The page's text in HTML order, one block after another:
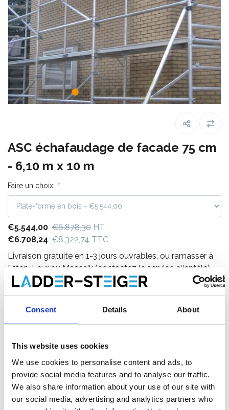
Consent Details About
This website uses cookies
We use cookies to personalise content and ads, to
provide social media features and to analyse our traffic.
We also share information about your use of our site with
our social media, advertising and analytics partners who
ASC échafaudage de facade 75 cm
- 6,10 m x 10 m
Faire un choix: *
€5.544,00 €6.878,30 HT
€6.708,24 €8.322,74 TTC
Livraison gratuite en 1-3 jours ouvrables, ou ramasser à
Etten-Leur ou Maaseik (contactez le service clientèle)
Ajouter au panier
Enregistrer comme favori